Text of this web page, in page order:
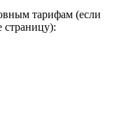
тарифам (если
страницу):